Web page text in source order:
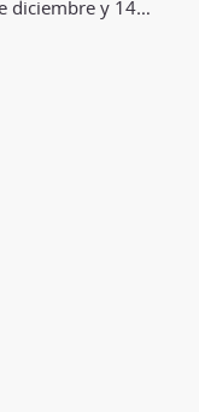
diciembre y 14…